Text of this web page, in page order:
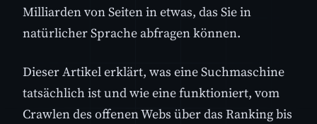
Milliarden von Seiten in etwas, das Sie in
natürlicher Sprache abfragen können.
Dieser Artikel erklärt, was eine Suchmaschine
tatsächlich ist und wie eine funktioniert, vom
Crawlen des offenen Webs über das Ranking bis